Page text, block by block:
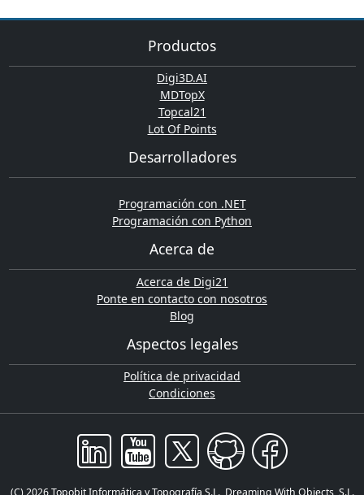
Productos
Digi3D.AI
MDTopX
Topcal21
Lot Of Points
Desarrolladores
Programación con .NET
Programación con Python
Acerca de
Acerca de Digi21
Ponte en contacto con nosotros
Blog
Aspectos legales
Política de privacidad
Condiciones